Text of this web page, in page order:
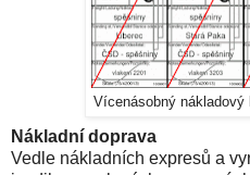
Vícenásobný
Nákladní doprava
Vedle nákladních expresů a